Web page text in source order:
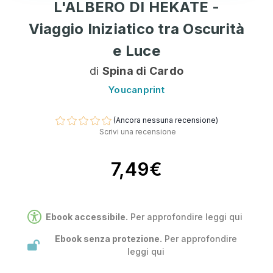
L'ALBERO DI HEKATE -
Viaggio Iniziatico tra Oscurità
e Luce
di Spina di Cardo
Youcanprint
(Ancora nessuna recensione)
Scrivi una recensione
7,49€
Ebook senza protezione. Per approfondire
leggi qui
Ebook accessibile. Per approfondire leggi qui